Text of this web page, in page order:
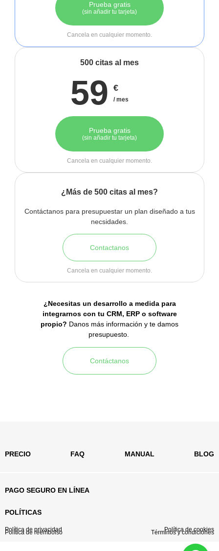
Prueba gratis
(sin añadir tu tarjeta)
Cancela en cualquier momento.
500 citas al mes
59 €
/ mes
Prueba gratis
(sin añadir tu tarjeta)
Cancela en cualquier momento.
¿Más de 500 citas al mes?
Contáctanos para presupuestar un plan diseñado a tus
necsidades.
Contactanos
Cancela en cualquier momento.
¿Necesitas un desarrollo a medida para
integrarnos con tu CRM, ERP o software
propio? Danos más información y te damos
presupuesto.
Contáctanos
PRECIO FAQ MANUAL BLOG
PAGO SEGURO EN LÍNEA
POLÍTICAS
Política de privacidad Política de cookies
Política de reembolso Términos y condiciones